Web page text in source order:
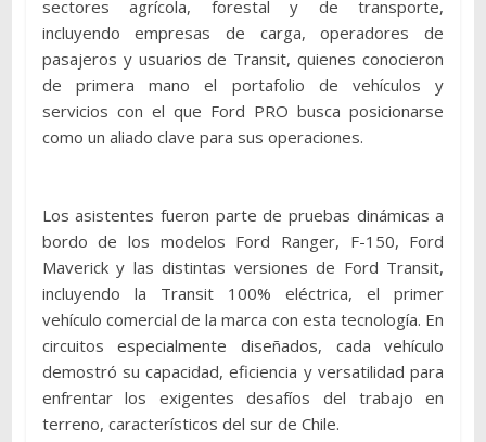
sectores agrícola, forestal y de transporte,
incluyendo empresas de carga, operadores de
pasajeros y usuarios de Transit, quienes conocieron
de primera mano el portafolio de vehículos y
servicios con el que Ford PRO busca posicionarse
como un aliado clave para sus operaciones.
Los asistentes fueron parte de pruebas dinámicas a
bordo de los modelos Ford Ranger, F-150, Ford
Maverick y las distintas versiones de Ford Transit,
incluyendo la Transit 100% eléctrica, el primer
vehículo comercial de la marca con esta tecnología. En
circuitos especialmente diseñados, cada vehículo
demostró su capacidad, eficiencia y versatilidad para
enfrentar los exigentes desafíos del trabajo en
terreno, característicos del sur de Chile.